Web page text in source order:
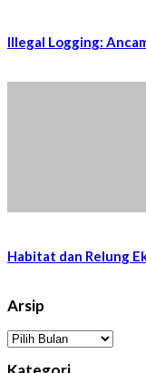
Illegal Logging:
Habitat dan Relung
Arsip
Arsip